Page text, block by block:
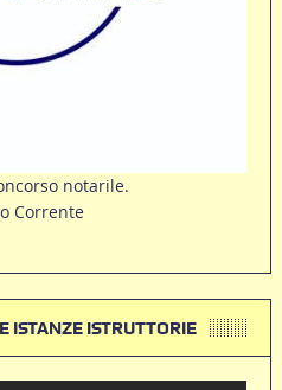
notarile.
Corrente
ISTANZE ISTRUTTORIE